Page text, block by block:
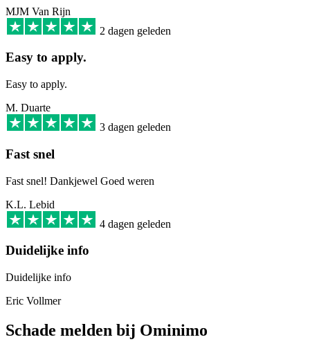
MJM Van Rijn
2 dagen geleden
Easy to apply.
Easy to apply.
M. Duarte
3 dagen geleden
Fast snel
Fast snel! Dankjewel Goed weren
K.L. Lebid
4 dagen geleden
Duidelijke info
Duidelijke info
Eric Vollmer
Schade melden bij Ominimo